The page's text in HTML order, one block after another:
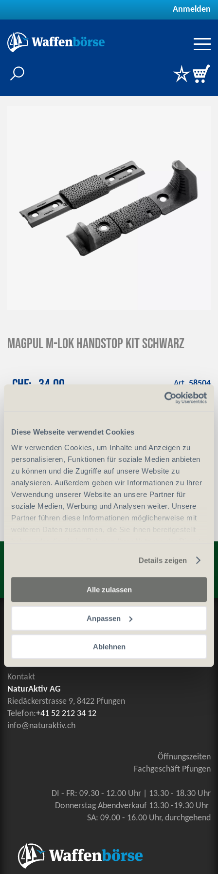
Diese Webseite verwendet Cookies
Wir verwenden Cookies, um Inhalte und Anzeigen zu
personalisieren, Funktionen für soziale Medien anbieten
zu können und die Zugriffe auf unsere Website zu
analysieren. Außerdem geben wir Informationen zu Ihrer
Verwendung unserer Website an unsere Partner für
soziale Medien, Werbung und Analysen weiter. Unsere
Partner führen diese Informationen möglicherweise mit
weiteren Daten zusammen, die Sie ihnen bereitgestellt
Details zeigen
Alle zulassen
Anpassen
Ablehnen
Anmelden
Magpul M-LOK Handstop Kit Schwarz
CHF 34.00 Art. 58504
vergleichen In den Warenkorb
Datenschutz und Cookie-Richtlinien
Kontaktieren Sie uns
Kontakt
NaturAktiv AG
Riedäckerstrasse 9, 8422 Pfungen
Telefon:+41 52 212 34 12
info@naturaktiv.ch
Öffnungszeiten
Fachgeschäft Pfungen
DI - FR: 09.30 - 12.00 Uhr | 13.30 - 18.30 Uhr
Donnerstag Abendverkauf 13.30 -19.30 Uhr
SA: 09.00 - 16.00 Uhr, durchgehend